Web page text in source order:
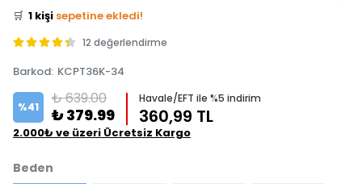
🛒 1 kişi sepetine ekledi!
✅
Bugün 0 adet12 değerlendirme
Barkod: KCPT36K-34
%41 ₺ 639.00
₺ 379.99
Havale/EFT ile %5 indirim
360,99 TL
2.000₺ ve üzeri Ücretsiz Kargo
Beden